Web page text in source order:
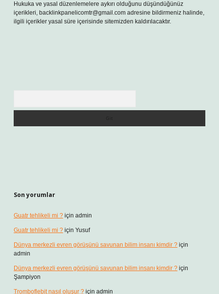
Hukuka ve yasal düzenlemelere aykırı olduğunu düşündüğünüz
içerikleri, backlinkpanelicomtr@gmail.com adresine bildirmeniz halinde,
ilgili içerikler yasal süre içerisinde sitemizden kaldırılacaktır.
Son yorumlar
Guatr tehlikeli mi ? için admin
Guatr tehlikeli mi ? için Yusuf
Dünya merkezli evren görüşünü savunan bilim insanı kimdir ? için
admin
Dünya merkezli evren görüşünü savunan bilim insanı kimdir ? için
Şampiyon
Tromboflebit nasıl oluşur ? için admin